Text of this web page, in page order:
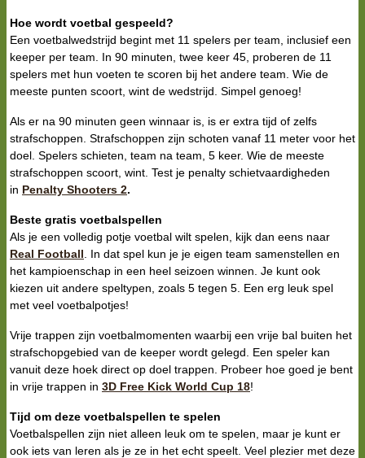
Hoe wordt voetbal gespeeld?
Een voetbalwedstrijd begint met 11 spelers per team, inclusief een
keeper per team. In 90 minuten, twee keer 45, proberen de 11
spelers met hun voeten te scoren bij het andere team. Wie de
meeste punten scoort, wint de wedstrijd. Simpel genoeg!
Als er na 90 minuten geen winnaar is, is er extra tijd of zelfs
strafschoppen. Strafschoppen zijn schoten vanaf 11 meter voor het
doel. Spelers schieten, team na team, 5 keer. Wie de meeste
strafschoppen scoort, wint. Test je penalty schietvaardigheden
in Penalty Shooters 2.
Beste gratis voetbalspellen
Als je een volledig potje voetbal wilt spelen, kijk dan eens naar
Real Football . In dat spel kun je je eigen team samenstellen en
het kampioenschap in een heel seizoen winnen. Je kunt ook
kiezen uit andere speltypen, zoals 5 tegen 5. Een erg leuk spel
met veel voetbalpotjes!
Vrije trappen zijn voetbalmomenten waarbij een vrije bal buiten het
strafschopgebied van de keeper wordt gelegd. Een speler kan
vanuit deze hoek direct op doel trappen. Probeer hoe goed je bent
in vrije trappen in 3D Free Kick World Cup 18!
Tijd om deze voetbalspellen te spelen
Voetbalspellen zijn niet alleen leuk om te spelen, maar je kunt er
ook iets van leren als je ze in het echt speelt. Veel plezier met deze